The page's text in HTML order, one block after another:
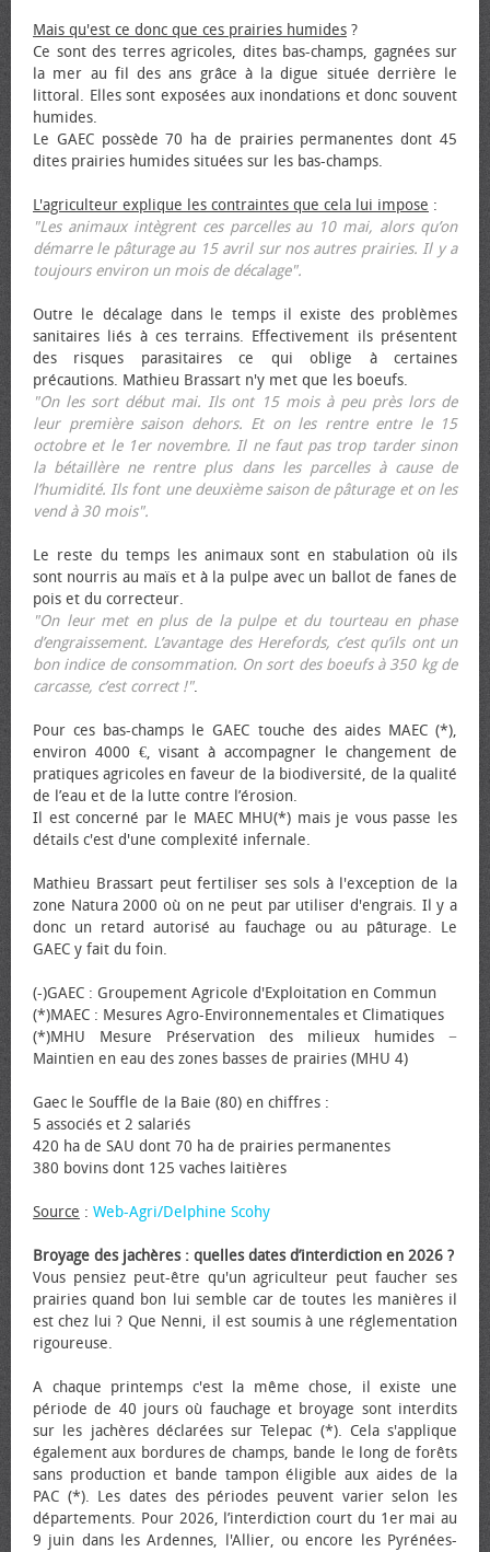
Mais qu'est ce donc que ces prairies humides ?
Ce sont des terres agricoles, dites bas-champs, gagnées sur
la mer au fil des ans grâce à la digue située derrière le
littoral. Elles sont exposées aux inondations et donc souvent
humides.
Le GAEC possède 70 ha de prairies permanentes dont 45
dites prairies humides situées sur les bas-champs.
L'agriculteur explique les contraintes que cela lui impose :
"Les animaux intègrent ces parcelles au 10 mai, alors qu’on
démarre le pâturage au 15 avril sur nos autres prairies. Il y a
toujours environ un mois de décalage".
Outre le décalage dans le temps il existe des problèmes
sanitaires liés à ces terrains. Effectivement ils présentent
des risques parasitaires ce qui oblige à certaines
précautions. Mathieu Brassart n'y met que les bœufs.
"On les sort début mai. Ils ont 15 mois à peu près lors de
leur première saison dehors. Et on les rentre entre le 15
octobre et le 1er novembre. Il ne faut pas trop tarder sinon
la bétaillère ne rentre plus dans les parcelles à cause de
l’humidité. Ils font une deuxième saison de pâturage et on les
vend à 30 mois".
Le reste du temps les animaux sont en stabulation où ils
sont nourris au maïs et à la pulpe avec un ballot de fanes de
pois et du correcteur.
"On leur met en plus de la pulpe et du tourteau en phase
d’engraissement. L’avantage des Herefords, c’est qu’ils ont un
bon indice de consommation. On sort des bœufs à 350 kg de
carcasse, c’est correct !".
Pour ces bas-champs le GAEC touche des aides MAEC (*),
environ 4000 €, visant à accompagner le changement de
pratiques agricoles en faveur de la biodiversité, de la qualité
de l’eau et de la lutte contre l’érosion.
Il est concerné par le MAEC MHU(*) mais je vous passe les
détails c'est d'une complexité infernale.
Mathieu Brassart peut fertiliser ses sols à l'exception de la
zone Natura 2000 où on ne peut par utiliser d'engrais. Il y a
donc un retard autorisé au fauchage ou au pâturage. Le
GAEC y fait du foin.
(-)GAEC : Groupement Agricole d'Exploitation en Commun
(*)MAEC : Mesures Agro-Environnementales et Climatiques
(*)MHU Mesure Préservation des milieux humides −
Maintien en eau des zones basses de prairies (MHU 4)
Gaec le Souffle de la Baie (80) en chiffres :
5 associés et 2 salariés
420 ha de SAU dont 70 ha de prairies permanentes
380 bovins dont 125 vaches laitières
Source : Web-Agri/Delphine Scohy
Broyage des jachères : quelles dates d’interdiction en 2026 ?
Vous pensiez peut-être qu'un agriculteur peut faucher ses
prairies quand bon lui semble car de toutes les manières il
est chez lui ? Que Nenni, il est soumis à une réglementation
rigoureuse.
A chaque printemps c'est la même chose, il existe une
période de 40 jours où fauchage et broyage sont interdits
sur les jachères déclarées sur Telepac (*). Cela s'applique
également aux bordures de champs, bande le long de forêts
sans production et bande tampon éligible aux aides de la
PAC (*). Les dates des périodes peuvent varier selon les
départements. Pour 2026, l’interdiction court du 1er mai au
9 juin dans les Ardennes, l'Allier, ou encore les Pyrénées-